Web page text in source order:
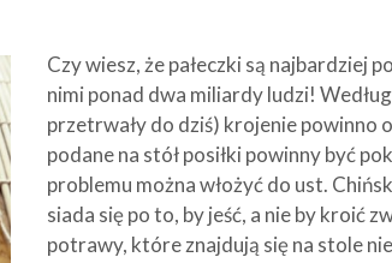
Czy wiesz, że pałeczki są najbardziej
nimi ponad dwa miliardy ludzi!
przetrwały do dziś) krojenie powinno
podane na stół posiłki powinny być
problemu można włożyć do ust.
siada się po to, by jeść, a nie by kroić
potrawy, które znajdują się na stole